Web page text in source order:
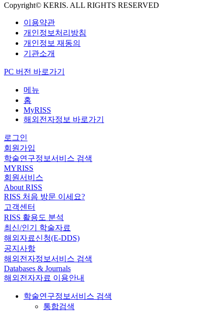
Copyright© KERIS. ALL RIGHTS RESERVED
이용약관
개인정보처리방침
개인정보 재동의
기관소개
PC 버전 바로가기
메뉴
홈
MyRISS
해외전자정보 바로가기
로그인
회원가입
학술연구정보서비스 검색
MYRISS
회원서비스
About RISS
RISS 처음 방문 이세요?
고객센터
RISS 활용도 분석
최신/인기 학술자료
해외자료신청(E-DDS)
공지사항
해외전자정보서비스 검색
Databases & Journals
해외전자자료 이용안내
학술연구정보서비스 검색
통합검색